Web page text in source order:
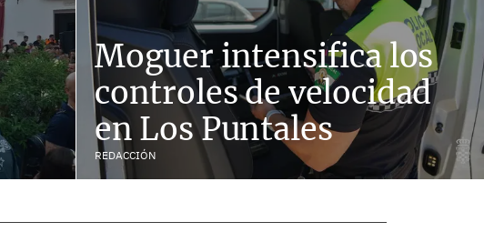
Moguer intensifica los
controles de velocidad
en Los Puntales
REDACCIÓN